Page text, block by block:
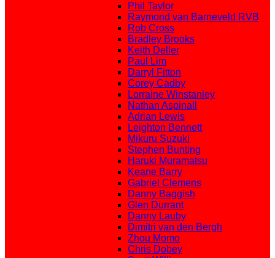
Phil Taylor
Raymond van Barneveld RVB
Rob Cross
Bradley Brooks
Keith Deller
Paul Lim
Darryl Fitton
Corey Cadby
Lorraine Winstanley
Nathan Aspinall
Adrian Lewis
Leighton Bennett
Mikuru Suzuki
Stephen Bunting
Haruki Muramatsu
Keane Barry
Gabriel Clemens
Danny Baggish
Glen Durrant
Danny Lauby
Dimitri van den Bergh
Zhou Momo
Chris Dobey